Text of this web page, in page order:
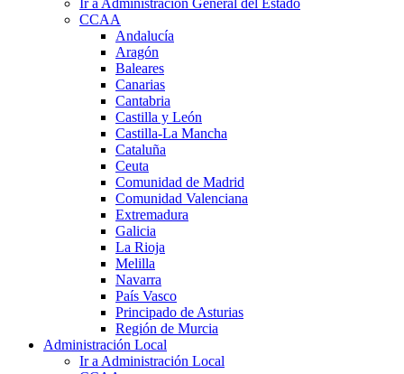
CCAA
Andalucía
Aragón
Baleares
Canarias
Cantabria
Castilla y León
Castilla-La Mancha
Cataluña
Ceuta
Comunidad de Madrid
Comunidad Valenciana
Extremadura
Galicia
La Rioja
Melilla
Navarra
País Vasco
Principado de Asturias
Región de Murcia
Administración Local
Ir a Administración Local